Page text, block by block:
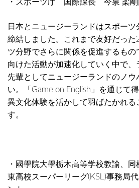
・スポーツ庁 国際課長 今泉 柔剛
日本とニュージーランドはスポー
締結しました。これまで友好だった
ツ分野でさらに関係を促進するも
向けた活動が加速化していく中で
先輩としてニュージーランドのノ
い。「Game on English」を通じて
異文化体験を活かして羽ばたかれる
す。
・國學院大學栃木高等学校教諭、
東高校スーパーリーグ(KSL)事務局